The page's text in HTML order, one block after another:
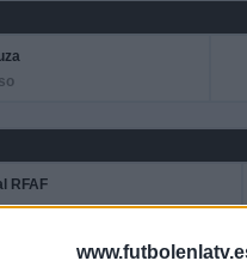
RFAF